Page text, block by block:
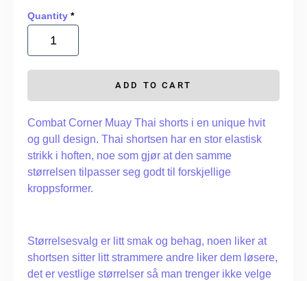
Quantity *
ADD TO CART
Combat Corner Muay Thai shorts i en unique hvit
og gull design. Thai shortsen har en stor elastisk
strikk i hoften, noe som gjør at den samme
størrelsen tilpasser seg godt til forskjellige
kroppsformer.
Størrelsesvalg er litt smak og behag, noen liker at
shortsen sitter litt strammere andre liker dem løsere,
det er vestlige størrelser så man trenger ikke velge